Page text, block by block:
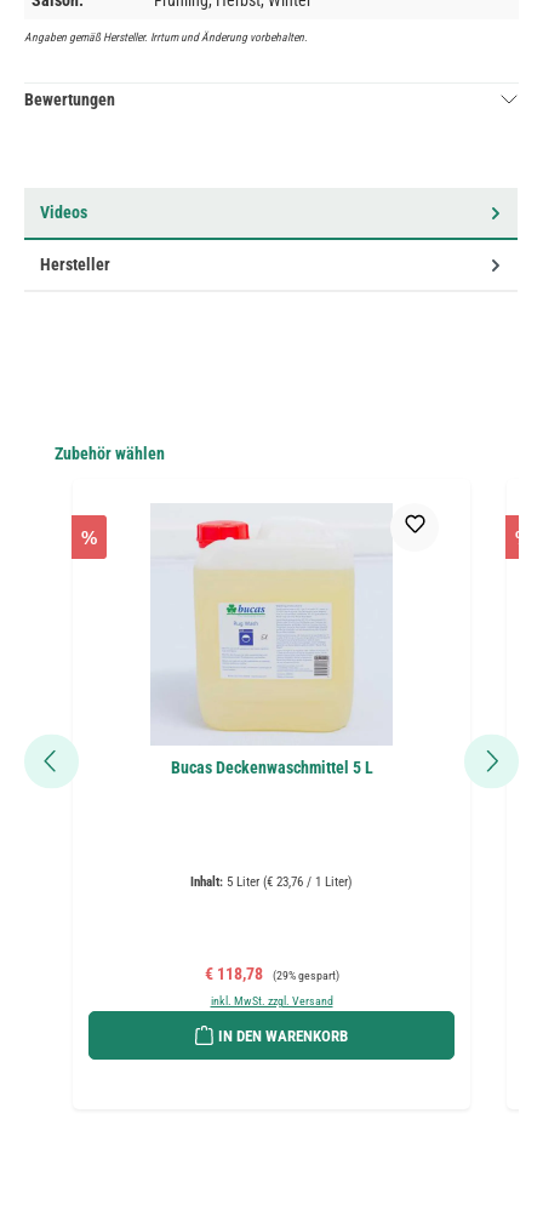
Angaben gemäß Hersteller. Irrtum und Änderung vorbehalten.
Bewertungen
Videos
Hersteller
Produktgalerie überspringen
Zubehör wählen
%
Bucas Deckenwaschmittel 5 L
Inhalt: 5 Liter (€ 23,76 / 1 Liter)
Verkaufspreis:
€ 118,78 Regulärer Preis:
(29% gespart)
inkl. MwSt. zzgl. Versand
IN DEN WARENKORB
%